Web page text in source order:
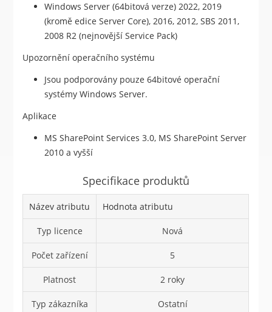
Windows Server (64bitová verze) 2022, 2019
(kromě edice Server Core), 2016, 2012, SBS 2011,
2008 R2 (nejnovější Service Pack)
Upozornění operačního systému
Jsou podporovány pouze 64bitové operační
systémy Windows Server.
Aplikace
MS SharePoint Services 3.0, MS SharePoint Server
2010 a vyšší
Specifikace produktů
Název atributu Hodnota atributu
Typ licence Nová
Počet zařízení 5
Platnost 2 roky
Typ zákazníka Ostatní